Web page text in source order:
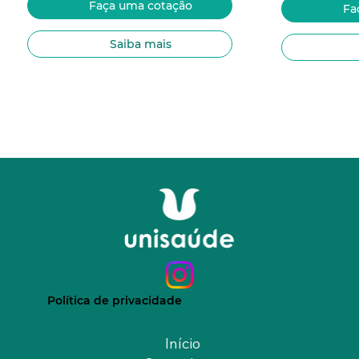
Faça uma cotação
Saiba mais
Política de privacidade
Início